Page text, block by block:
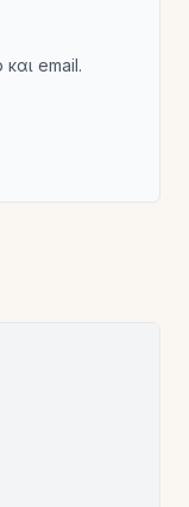
email.